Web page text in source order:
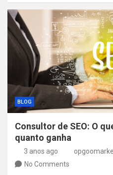
BLOG
Consultor de SEO: O
quanto ganha
3 anos ago
No Comments